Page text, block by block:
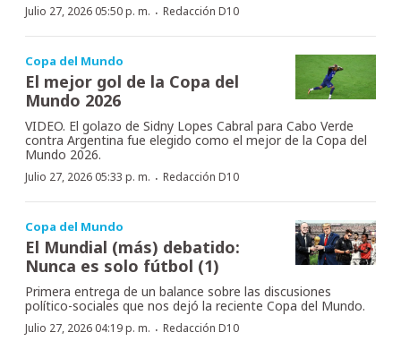
Julio 27, 2026 05:50 p. m. · Redacción D10
Copa del Mundo
El mejor gol de la Copa del
Mundo 2026
VIDEO. El golazo de Sidny Lopes Cabral para Cabo Verde
contra Argentina fue elegido como el mejor de la Copa del
Mundo 2026.
Julio 27, 2026 05:33 p. m. · Redacción D10
Copa del Mundo
El Mundial (más) debatido:
Nunca es solo fútbol (1)
Primera entrega de un balance sobre las discusiones
político-sociales que nos dejó la reciente Copa del Mundo.
Julio 27, 2026 04:19 p. m. · Redacción D10